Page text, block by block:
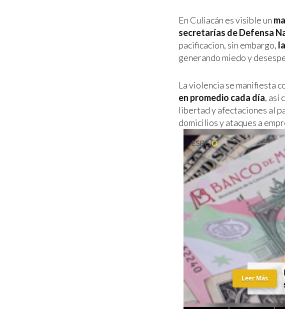
En Culiacán es visible un
secretarías de Defensa
pacificacion, sin embargo,
generando miedo y
La violencia se manifiesta
en promedio cada día, así
libertad y afectaciones al
domicilios y ataques a
Leer Más